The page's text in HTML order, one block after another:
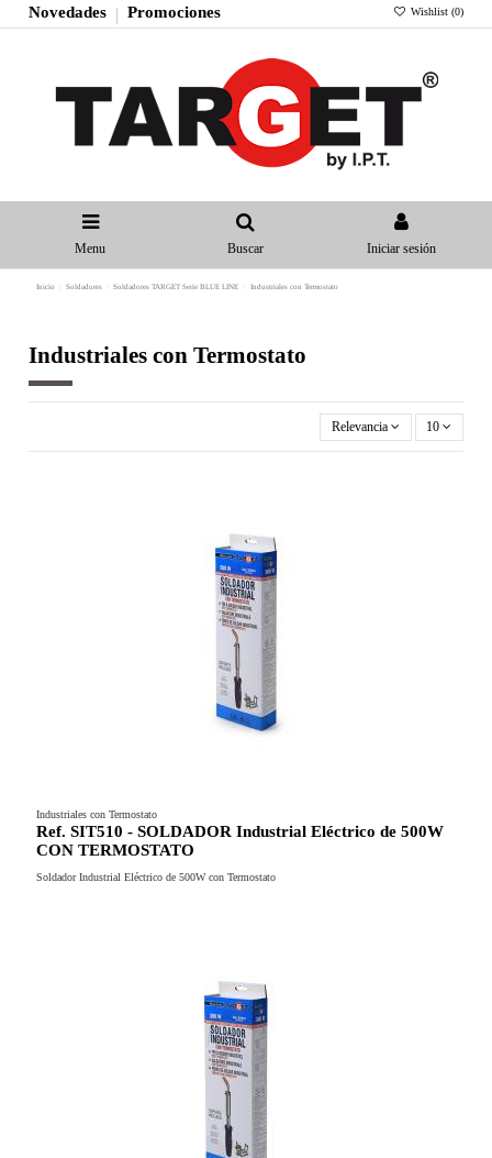
Novedades Promociones Wishlist (0)
Menu Buscar Iniciar sesión
Inicio Soldadores Soldadores TARGET Serie BLUE LINE Industriales con Termostato
Industriales con Termostato
Relevancia 10
Industriales con Termostato
Ref. SIT510 - SOLDADOR Industrial Eléctrico de 500W
CON TERMOSTATO
Soldador Industrial Eléctrico de 500W con Termostato